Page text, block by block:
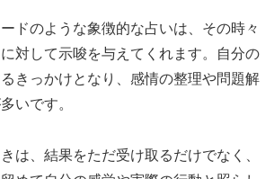
ドのような象徴的な占いは、その時々
対して示唆を与えてくれます。自分の
きっかけとなり、感情の整理や問題解
いです。
は、結果をただ受け取るだけでなく、